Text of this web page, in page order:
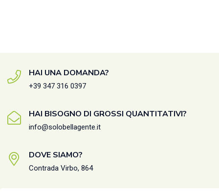
HAI UNA DOMANDA?
+39 347 316 0397
HAI BISOGNO DI GROSSI QUANTITATIVI?
info@solobellagente.it
DOVE SIAMO?
Contrada Virbo, 864